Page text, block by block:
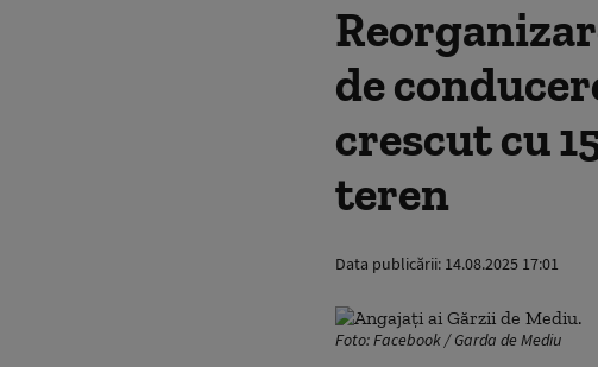
de
crescut cu
teren
Data publicării: 14.08.2025 17:01
Foto: Facebook / Garda de Mediu